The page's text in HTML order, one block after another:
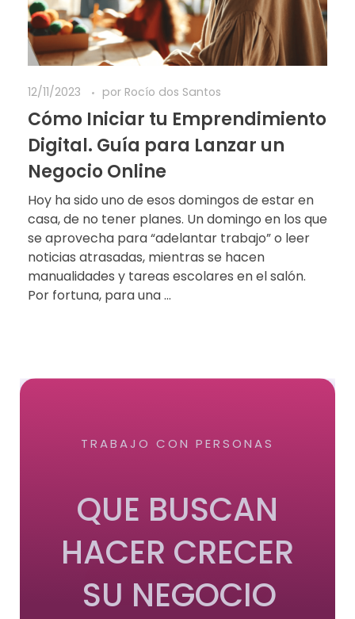
12/11/2023 por Rocío dos Santos
Cómo Iniciar tu Emprendimiento
Digital. Guía para Lanzar un
Negocio Online
Hoy ha sido uno de esos domingos de estar en
casa, de no tener planes. Un domingo en los que
se aprovecha para “adelantar trabajo” o leer
noticias atrasadas, mientras se hacen
manualidades y tareas escolares en el salón.
Por fortuna, para una ...
TRABAJO CON PERSONAS
QUE BUSCAN
HACER CRECER
SU NEGOCIO
QUIERO SABER MÁS